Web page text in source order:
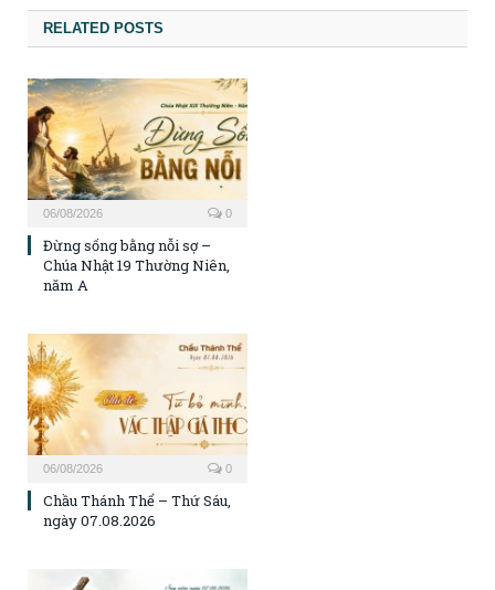
RELATED POSTS
06/08/2026 0
Đừng sống bằng nỗi sợ –
Chúa Nhật 19 Thường Niên,
năm A
06/08/2026 0
Chầu Thánh Thể – Thứ Sáu,
ngày 07.08.2026